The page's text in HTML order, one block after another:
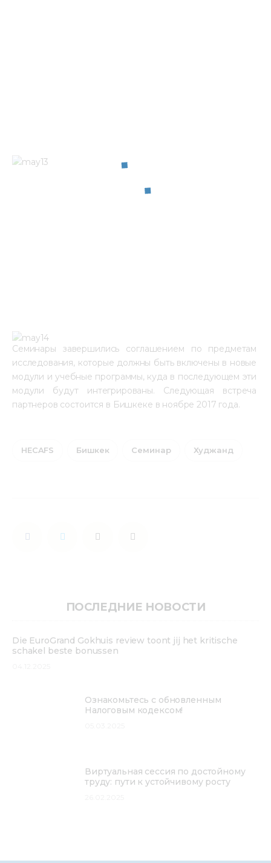
Семинары завершились соглашением по предметам
исследования, которые должны быть включены в новые
модули и учебные программы, куда в последующем эти
модули будут интегрированы. Следующая встреча
партнеров состоится в Бишкеке в ноябре 2017 года.
HECAFS Бишкек Семинар Худжанд
ПОСЛЕДНИЕ НОВОСТИ
Die EuroGrand Gokhuis review toont jij het kritische
schakel beste bonussen
Ознакомьтесь с обновленным
Налоговым кодексом!
Виртуальная сессия по достойному
труду: пути к устойчивому росту